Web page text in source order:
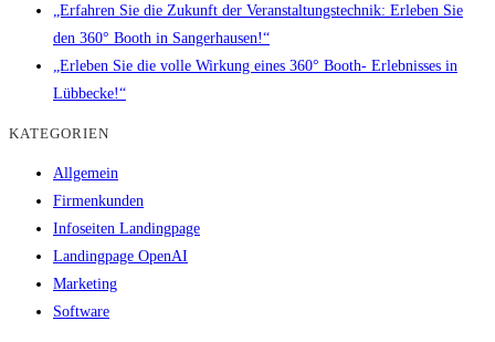
„Erfahren Sie die Zukunft der Veranstaltungstechnik: Erleben Sie
den 360° Booth in Sangerhausen!“
„Erleben Sie die volle Wirkung eines 360° Booth- Erlebnisses in
Lübbecke!“
KATEGORIEN
Allgemein
Firmenkunden
Infoseiten Landingpage
Landingpage OpenAI
Marketing
Software